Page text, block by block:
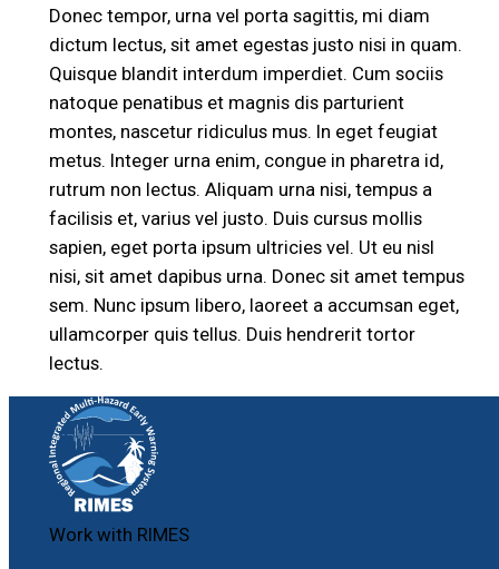
Donec tempor, urna vel porta sagittis, mi diam
dictum lectus, sit amet egestas justo nisi in quam.
Quisque blandit interdum imperdiet. Cum sociis
natoque penatibus et magnis dis parturient
montes, nascetur ridiculus mus. In eget feugiat
metus. Integer urna enim, congue in pharetra id,
rutrum non lectus. Aliquam urna nisi, tempus a
facilisis et, varius vel justo. Duis cursus mollis
sapien, eget porta ipsum ultricies vel. Ut eu nisl
nisi, sit amet dapibus urna. Donec sit amet tempus
sem. Nunc ipsum libero, laoreet a accumsan eget,
ullamcorper quis tellus. Duis hendrerit tortor
lectus.
Work with RIMES